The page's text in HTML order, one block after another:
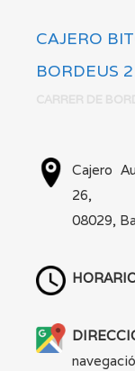
CAJERO
BORDEUS 2
Cajero
26,
08029,